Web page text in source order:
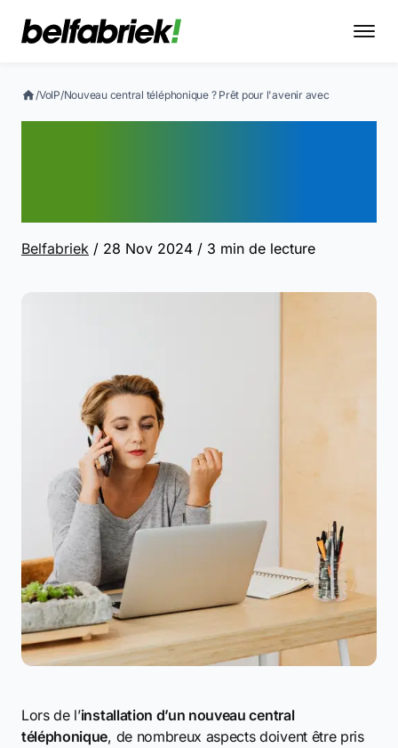
/VoIP/Nouveau central téléphonique ? Prêt pour l'avenir avec
Belfabriek / 28 Nov 2024 / 3 min de lecture
Lors de l’installation d’un nouveau central
téléphonique, de nombreux aspects doivent être pris